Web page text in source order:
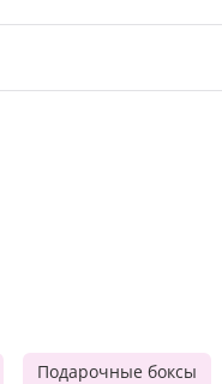
Подарочные боксы